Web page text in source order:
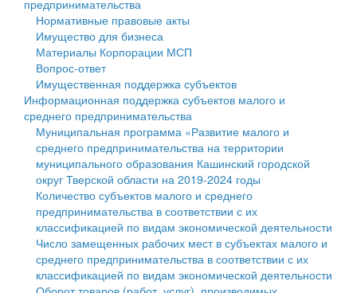
Государственные услуги
Промышленность и АПК
Экономика и бизнес
...
Символика
Устав
Гостям округа
Туризм
Культура
Образование
Здравоохранение
Социальная защита
Фотоальбом
муниципального округа Тверской области
Администрация Кашинского муниципального округа
Тверской области
Управление сельскими территориями
Открытые данные
Работа с обращениями граждан
Муниципальный контроль
Муниципальные услуги
Проекты административных регламентов
Финансовое управление
Бюджет для граждан
Имущество
Выявление правообладателей ранее учтенных
объектов недвижимости
Имущественная поддержка субъектов малого и
среднего предпринимательства
Информационная поддержка субъектов малого и
среднего предпринимательства
предпринимательства
Нормативные правовые акты
Имущество для бизнеса
Материалы Корпорации МСП
Вопрос-ответ
Имущественная поддержка субъектов
Информационная поддержка субъектов малого и
среднего предпринимательства
Муниципальная программа «Развитие малого и
среднего предпринимательства на территории
муниципального образования Кашинский городской
округ Тверской области на 2019-2024 годы
Количество субъектов малого и среднего
предпринимательства в соответствии с их
классификацией по видам экономической деятельности
Число замещенных рабочих мест в субъектах малого и
среднего предпринимательства в соответствии с их
классификацией по видам экономической деятельности